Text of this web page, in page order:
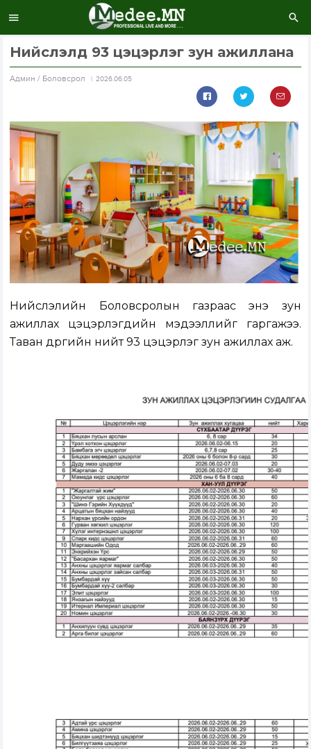
Нийслэлд 93 цэцэрлэг зун ажиллана
Aдмин / Боловсрол 2026.06.05
Нийслэлийн Боловсролын газраас энэ зун
ажиллах цэцэрлэгүүдийн мэдээллийг гаргажээ.
Таван дүүргийн нийт 93 цэцэрлэг зун ажиллах аж.